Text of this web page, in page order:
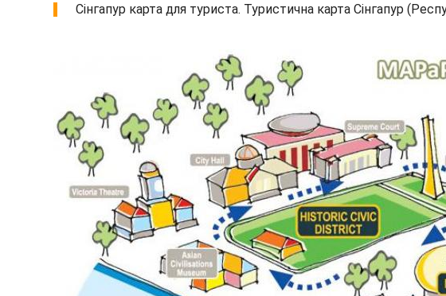
Сінгапур карта для туриста. Туристична карта Сінгапур